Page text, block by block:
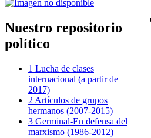
Nuestro repositorio
político
1 Lucha de clases
internacional (a partir de
2017)
2 Artículos de grupos
hermanos (2007-2015)
3 Germinal-En defensa del
marxismo (1986-2012)